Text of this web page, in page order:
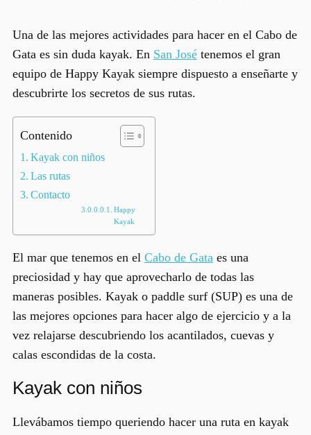
Una de las mejores actividades para hacer en el Cabo de
Gata es sin duda kayak. En San Josétenemos el gran
equipo de Happy Kayaksiempre dispuesto a enseñarte y
descubrirte los secretos de sus rutas.
Contenido
Kayak con niños
Las rutas
Contacto
Happy
Kayak
El mar que tenemos en el Cabo de Gata es una
preciosidad y hay que aprovecharlo de todas las
maneras posibles. Kayak o paddle surf (SUP) es una de
las mejores opciones para hacer algo de ejercicio y a la
vez relajarse descubriendo los acantilados, cuevas y
calas escondidas de la costa.
Kayak con niños
Llevábamos tiempo queriendo hacer una ruta en kayak